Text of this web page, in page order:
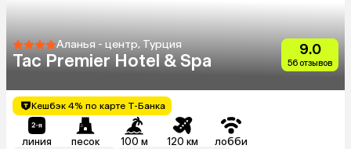
Аланья - центр, Турция
Tac Premier Hotel & Spa
9.0
56 отзывов
Кешбэк 4% по карте Т-Банка
линия песок 100 м 120 км лобби